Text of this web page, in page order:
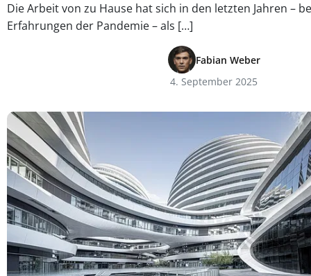
Die Arbeit von zu Hause hat sich in den letzten Jahren –
Erfahrungen der Pandemie – als […]
Fabian Weber
4. September 2025